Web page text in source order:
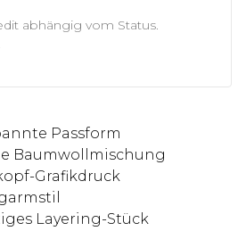
abhängig vom Status.
Passform
Baumwollmischung
Grafikdruck
Layering-Stück